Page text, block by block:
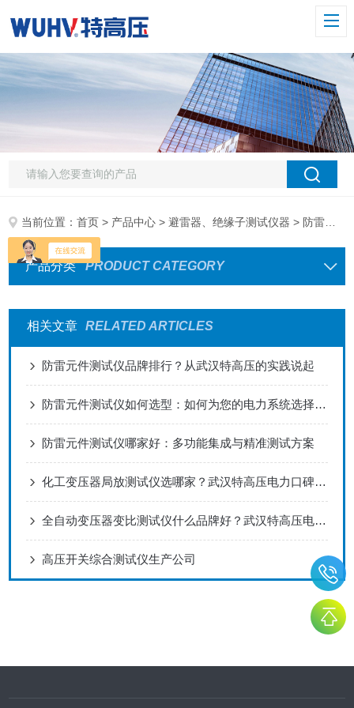
当前位置：首页 > 产品中心 >避雷器、绝缘子测试仪器 > 防雷元件测试仪
产品分类 PRODUCT CATEGORY
相关文章 RELATED ARTICLES
防雷元件测试仪品牌排行？从武汉特高压的实践说起
防雷元件测试仪如何选型：如何为您的电力系统选择可靠的“安全卫士”
防雷元件测试仪哪家好：多功能集成与精准测试方案
化工变压器局放测试仪选哪家？武汉特高压电力口碑靠前
全自动变压器变比测试仪什么品牌好？武汉特高压电力科技获用户广泛认可
高压开关综合测试仪生产公司